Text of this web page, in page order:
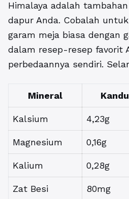
Himalaya adalah
dapur Anda. Cobalah
garam meja biasa dengan
dalam resep-resep favorit
perbedaannya sendiri.
Mineral
Kalsium 4,23g
Magnesium 0,16g
Kalium 0,28g
Zat Besi 80mg